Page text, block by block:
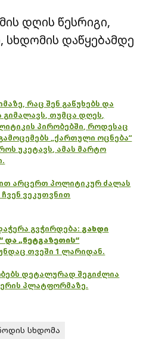
დღის წესრიგი,
დაწყებამდე
რაც შენ გაწუხებს და
გიმალავს, თუმცა დღეს,
პირობებში, როდესაც
„ქართული ოცნება“
უკეტავს, ამას მარტო
არცერთ პოლიტიკურ ძალას
ვეკუთვნით
გვჭირდება: გახდი
და „ნეტგაზეთის“
თვეში 1 ლარიდან.
დეტალურად შეგიძლია
პლატფორმაზე.
სხდომა